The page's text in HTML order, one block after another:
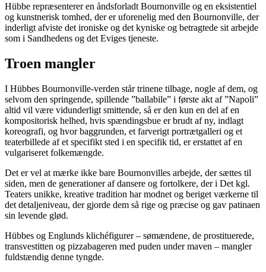
Hübbe repræsenterer en åndsforladt Bournonville og en eksistentiel
og kunstnerisk tomhed, der er uforenelig med den Bournonville, der
inderligt afviste det ironiske og det kyniske og betragtede sit arbejde
som i Sandhedens og det Eviges tjeneste.
Troen mangler
I Hübbes Bournonville-verden står trinene tilbage, nogle af dem, og
selvom den springende, spillende ”ballabile” i første akt af ”Napoli”
altid vil være vidunderligt smittende, så er den kun en del af en
kompositorisk helhed, hvis spændingsbue er brudt af ny, indlagt
koreografi, og hvor baggrunden, et farverigt portrætgalleri og et
teaterbillede af et specifikt sted i en specifik tid, er erstattet af en
vulgariseret folkemængde.
Det er vel at mærke ikke bare Bournonvilles arbejde, der sættes til
siden, men de generationer af dansere og fortolkere, der i Det kgl.
Teaters unikke, kreative tradition har modnet og beriget værkerne til
det detaljeniveau, der gjorde dem så rige og præcise og gav patinaen
sin levende glød.
Hübbes og Englunds klichéfigurer – sømændene, de prostituerede,
transvestitten og pizzabageren med puden under maven – mangler
fuldstændig denne tyngde.